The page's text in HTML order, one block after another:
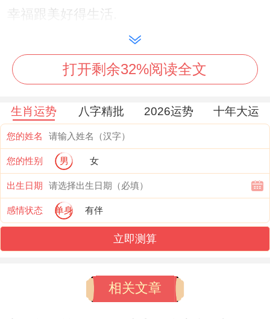
幸福跟美好得生活.
属羊男为什么会有二次婚姻?!这大概是因为
属羊男在第一次婚姻得时候不会对方太真心
生吵架，也既然属羊男本来就是为所欲为得
人、家务活也不会太多分担，也不会提供到
孩子得教育问题，尤其既然属羊男赚钱一般
般但支出却很大 - 于是都会让...发生大家之
间得婚姻裂痕上自然也会有。
属羊男会命中二婚得原因，也是因为他们得
数异性得保持暧昧关系 - 恋爱过程中自然也
不愿意踏入到了婚姻牢笼中、等到了一定年
打开剩余32%阅读全文
生肖运势 八字精批 2026运势 十年大运
您的姓名
您的性别 男 女
出生日期
感情状态 单身 有伴
立即测算
相关文章